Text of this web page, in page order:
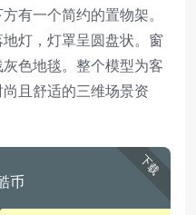
有一个简约的置物架。
灯，灯罩呈圆盘状。窗
色地毯。整个模型为客
且舒适的三维场景资
下载
币